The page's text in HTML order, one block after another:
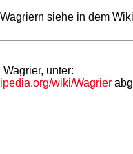
siehe in dem
unter:
wiki/Wagrier